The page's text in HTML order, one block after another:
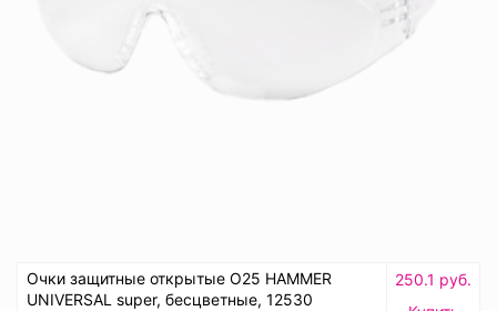
Очки защитные открытые О25 HAMMER
UNIVERSAL super, бесцветные, 12530
250.1 руб.